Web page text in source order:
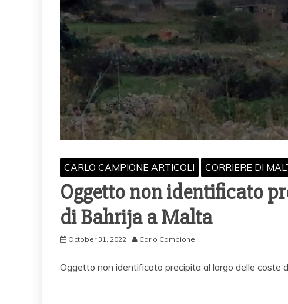
CARLO CAMPIONE ARTICOLI CORRIERE DI
Oggetto non identificato
di Bahrija a Malta
October 31, 2022 Carlo Campione
Oggetto non identificato precipita al largo delle coste